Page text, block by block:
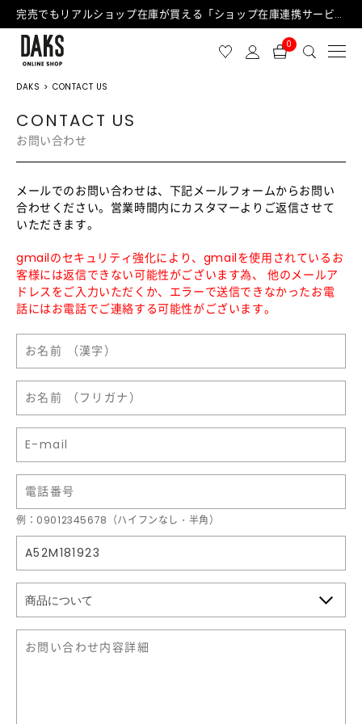
完売でもリアルショップ在庫が買える「ショップ在庫連携サービス」が日中もご利用可能になりました！
0
DAKS CONTACT US
CONTACT US
お問い合わせ
メールでのお問い合わせは、下記メールフォームからお問い
合わせください。営業時間内にカスタマーよりご返信させて
いただきます。
gmailのセキュリティ強化により、gmailを使用されているお
客様には返信できない可能性がございます為、 他のメールア
ドレスをご入力いただくか、エラーで送信できなかったお電
話にはお電話でご連絡する可能性がございます。
例：09012345678（ハイフンなし・半角）